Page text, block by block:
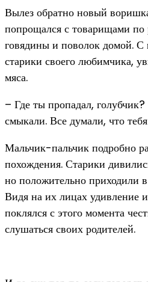
Вылез обратно новый
попрощался с товарищами по
говядины и поволок домой. С
старики своего любимчика,
мяса.
– Где ты пропадал,
смыкали. Все думали, что тебя
Мальчик-пальчик подробно
похождения. Старики
но положительно приходили
Видя на их лицах удивление
поклялся с этого момента
слушаться своих родителей.